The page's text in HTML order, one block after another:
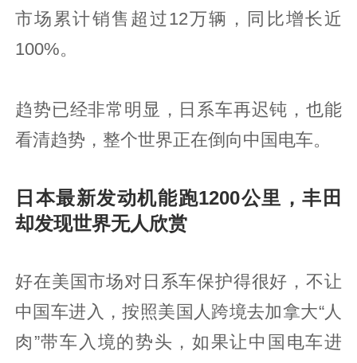
市场累计销售超过12万辆，同比增长近
100%。
趋势已经非常明显，日系车再迟钝，也能
看清趋势，整个世界正在倒向中国电车。
日本最新发动机能跑1200公里，丰田
却发现世界无人欣赏
好在美国市场对日系车保护得很好，不让
中国车进入，按照美国人跨境去加拿大“人
肉”带车入境的势头，如果让中国电车进